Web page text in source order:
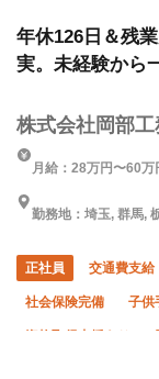
年休126日＆残
実。未経験から
株式会社岡部工
月給：28万円〜60万
勤務地：埼玉, 群馬,
正社員 交通費支給
社会保険完備 子供